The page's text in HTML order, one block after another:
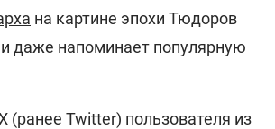
на картине эпохи Тюдоров
даже напоминает популярную
(ранее Twitter) пользователя из